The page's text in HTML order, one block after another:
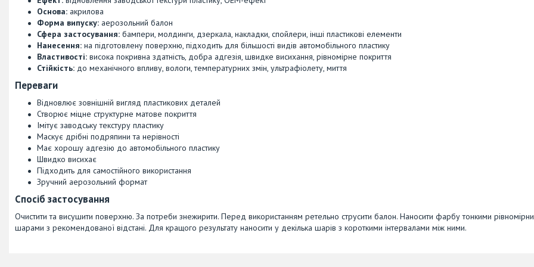
Основа: акрилова
Форма випуску: аерозольний балон
Сфера застосування: бампери, молдинги, дзеркала, накладки, спойлери, інші пластикові елементи
Нанесення: на підготовлену поверхню, підходить для більшості видів автомобільного пластику
Властивості: висока покривна здатність, добра адгезія, швидке висихання, рівномірне покриття
Стійкість: до механічного впливу, вологи, температурних змін, ультрафіолету, миття
Переваги
Відновлює зовнішній вигляд пластикових деталей
Створює міцне структурне матове покриття
Імітує заводську текстуру пластику
Маскує дрібні подряпини та нерівності
Має хорошу адгезію до автомобільного пластику
Швидко висихає
Підходить для самостійного використання
Зручний аерозольний формат
Спосіб застосування
Очистити та висушити поверхню. За потреби знежирити. Перед використанням ретельно струсити балон. Наносити фарбу тонкими
шарами з рекомендованої відстані. Для кращого результату наносити у декілька шарів з короткими інтервалами між ними.